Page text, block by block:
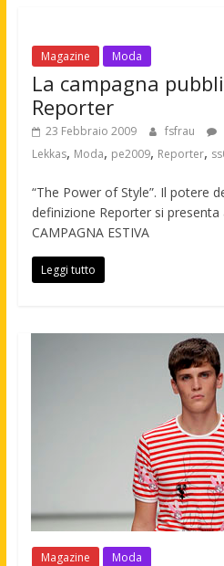
Magazine Moda
La campagna
Reporter
23 Febbraio 2009 fsfrau
Lekkas, Moda, pe2009, Reporter,
“The Power of Style”. Il potere
definizione Reporter si presenta
CAMPAGNA ESTIVA
Leggi tutto
Magazine Moda